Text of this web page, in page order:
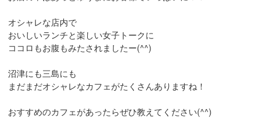
オシャレな店内で
おいしいランチと楽しい女子トークに
ココロもお腹もみたされましたー(^^)
沼津にも三島にも
まだまだオシャレなカフェがたくさんありますね！
おすすめのカフェがあったらぜひ教えてください(^^)